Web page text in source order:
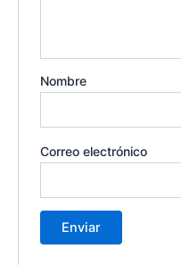
Nombre
Correo electrónico